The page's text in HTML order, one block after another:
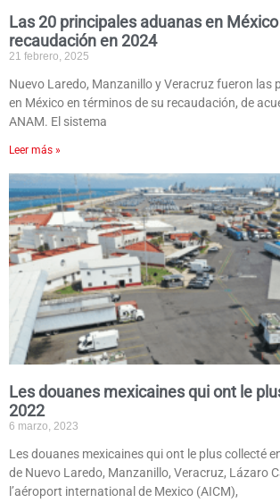
Las 20 principales aduanas en
recaudación en 2024
21 febrero, 2025
Nuevo Laredo, Manzanillo y Veracruz fueron las
en México en términos de su recaudación, de
ANAM. El sistema
Leer más »
Les douanes mexicaines qui ont le
2022
6 marzo, 2023
Les douanes mexicaines qui ont le plus collecté
de Nuevo Laredo, Manzanillo, Veracruz, Lázaro
l’aéroport international de Mexico (AICM),